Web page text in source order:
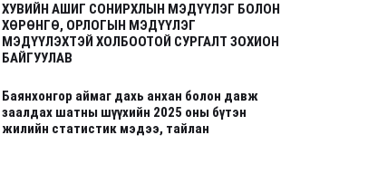
ХУВИЙН АШИГ СОНИРХЛЫН МЭДҮҮЛЭГ БОЛОН
ХӨРӨНГӨ, ОРЛОГЫН МЭДҮҮЛЭГ
МЭДҮҮЛЭХТЭЙ ХОЛБООТОЙ СУРГАЛТ ЗОХИОН
БАЙГУУЛАВ
Баянхонгор аймаг дахь анхан болон давж
заалдах шатны шүүхийн 2025 оны бүтэн
жилийн статистик мэдээ, тайлан